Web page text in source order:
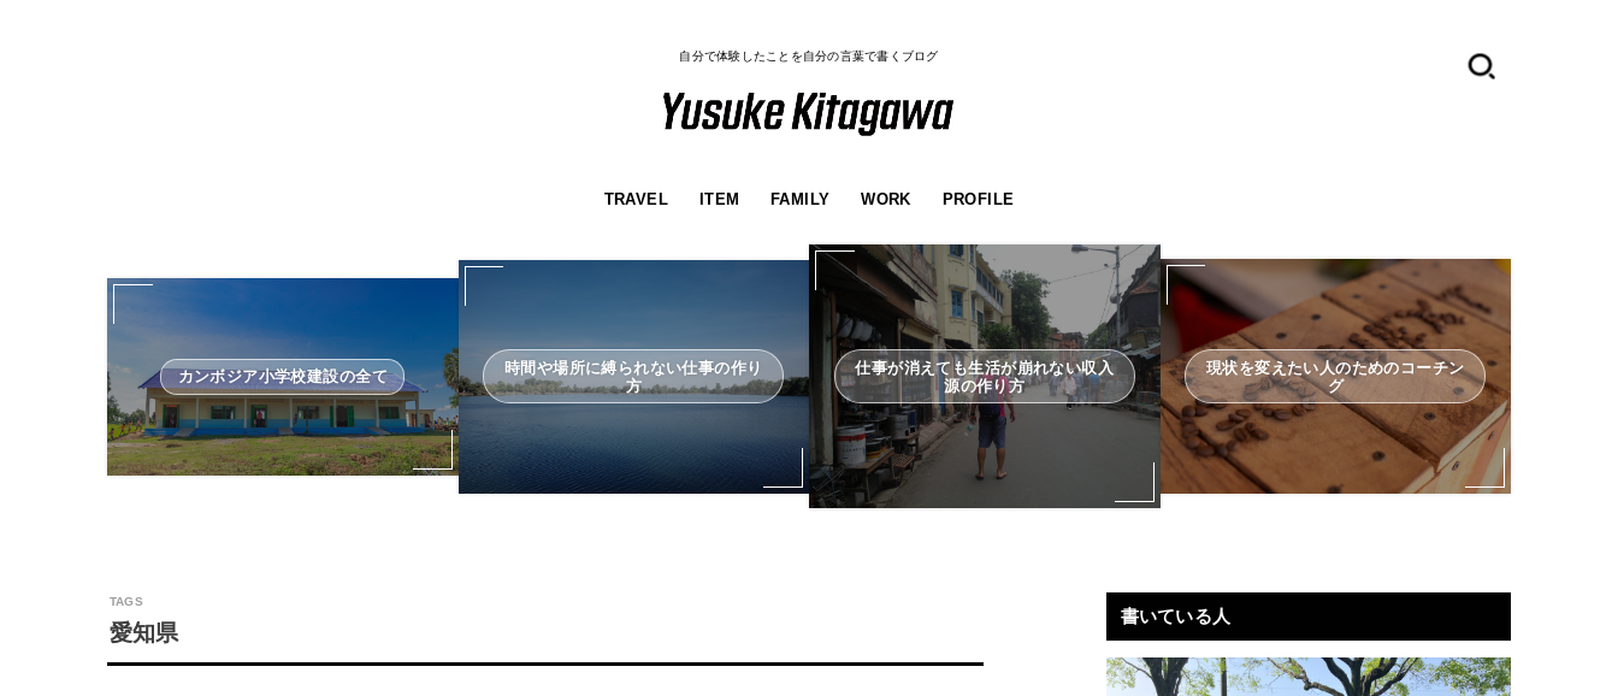
自分で体験したことを自分の言葉で書くブログ
TRAVEL ITEM FAMILY WORK PROFILE
カンボジア小学校建設の全て
時間や場所に縛られない仕事の作り
方
仕事が消えても生活が崩れない収入
源の作り方
現状を変えたい人のためのコーチン
グ
愛知県
書いている人